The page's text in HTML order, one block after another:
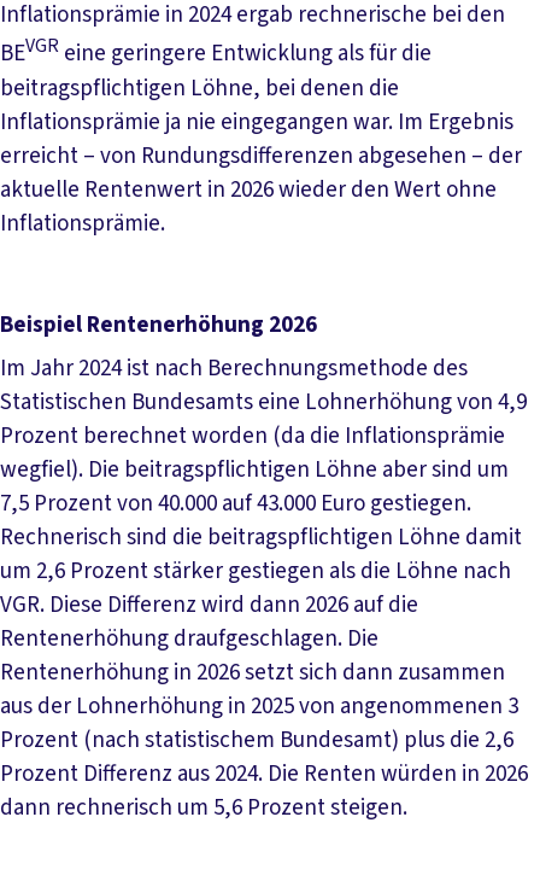
Inflationsprämie in 2024 ergab rechnerische bei den
BEVGR eine geringere Entwicklung als für die
beitragspflichtigen Löhne, bei denen die
Inflationsprämie ja nie eingegangen war. Im Ergebnis
erreicht – von Rundungsdifferenzen abgesehen – der
aktuelle Rentenwert in 2026 wieder den Wert ohne
Inflationsprämie.
Beispiel Rentenerhöhung 2026
Im Jahr 2024 ist nach Berechnungsmethode des
Statistischen Bundesamts eine Lohnerhöhung von 4,9
Prozent berechnet worden (da die Inflationsprämie
wegfiel). Die beitragspflichtigen Löhne aber sind um
7,5 Prozent von 40.000 auf 43.000 Euro gestiegen.
Rechnerisch sind die beitragspflichtigen Löhne damit
um 2,6 Prozent stärker gestiegen als die Löhne nach
VGR. Diese Differenz wird dann 2026 auf die
Rentenerhöhung draufgeschlagen. Die
Rentenerhöhung in 2026 setzt sich dann zusammen
aus der Lohnerhöhung in 2025 von angenommenen 3
Prozent (nach statistischem Bundesamt) plus die 2,6
Prozent Differenz aus 2024. Die Renten würden in 2026
dann rechnerisch um 5,6 Prozent steigen.